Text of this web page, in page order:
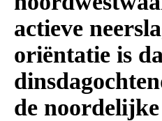
actieve
oriëntatie is
de